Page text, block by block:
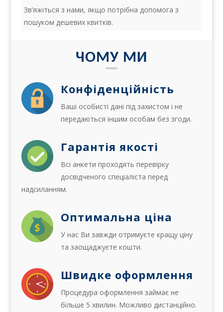
Зв’яжіться з нами, якщо потрібна допомога з
пошуком дешевих квитків.
ЧОМУ МИ
Конфіденційність
Ваші особисті дані під захистом і не
передаються іншим особам без згоди.
Гарантія якості
Всі анкети проходять перевірку
досвідченого спеціаліста перед
надсиланням.
Оптимальна ціна
У нас Ви завжди отримуєте кращу ціну
та заощаджуєте кошти.
Швидке оформлення
Процедура оформлення займає не
більше 5 хвилин. Можливо дистанційно.